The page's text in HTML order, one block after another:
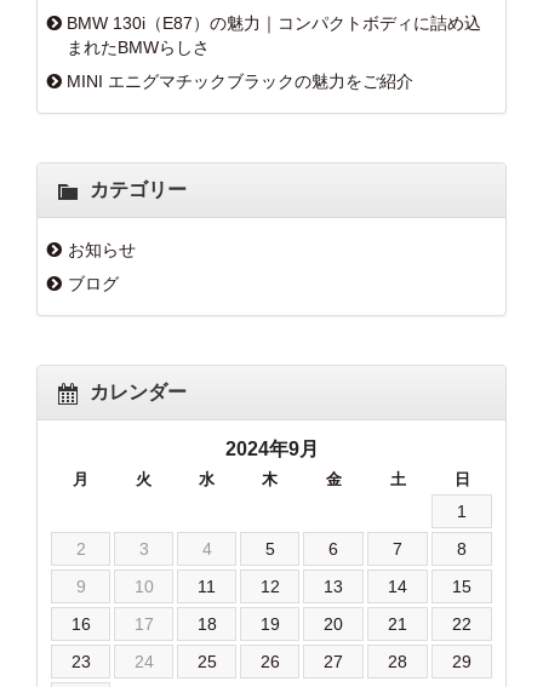
BMW 130i（E87）の魅力｜コンパクトボディに詰め込
まれたBMWらしさ
MINI エニグマチックブラックの魅力をご紹介
カテゴリー
お知らせ
ブログ
カレンダー
2024年9月
月 火 水 木 金 土 日
1
2
3 4 5 6 7
8
9
10 11 12 13 14
15
16
17 18 19 20 21
22
23
24 25 26 27 28
29